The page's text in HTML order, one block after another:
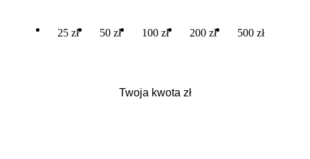
25 zł 50 zł 100 zł 200 zł 500 zł